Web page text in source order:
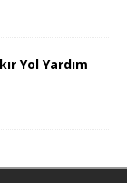
Yol Yardım